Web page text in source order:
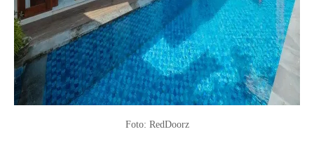
Foto: RedDoorz